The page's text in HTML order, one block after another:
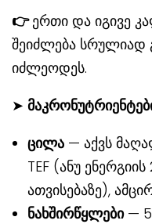
👉 ერთი და იგივე
შეიძლება სრულიად
იძლეოდეს.
➤
ცილა — აქვს
TEF (ანუ
ათვისებაზე),
ნახშირწყლები—